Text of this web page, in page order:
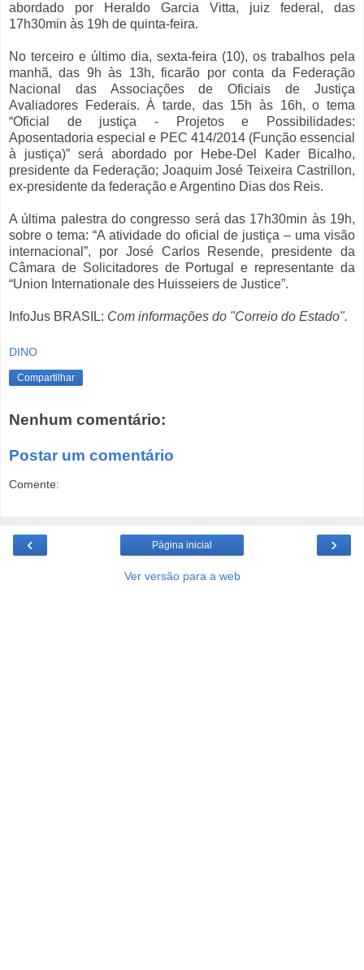
abordado por Heraldo Garcia Vitta, juiz federal, das
17h30min às 19h de quinta-feira.
No terceiro e último dia, sexta-feira (10), os trabalhos pela
manhã, das 9h às 13h, ficarão por conta da Federação
Nacional das Associações de Oficiais de Justiça
Avaliadores Federais​. À tarde, das 15h às 16h, o tema
“Oficial de justiça - Projetos e Possibilidades:
Aposentadoria especial e PEC 414/2014 (Função essencial
à justiça)” será abordado por Hebe-Del Kader Bicalho,
presidente da Federação; Joaquim José Teixeira Castrillon,
ex-presidente da federação e Argentino Dias dos Reis.
A última palestra do congresso será das 17h30min às 19h,
sobre o tema: “A atividade do oficial de justiça – uma visão
internacional”, por José Carlos Resende, presidente da
Câmara de Solicitadores de Portugal e representante da
“Union Internationale des Huisseiers de Justice”.
InfoJus BRASIL: Com informações do "Correio do Estado".
DINO
Compartilhar
Nenhum comentário:
Postar um comentário
Comente:
‹ ›
Página inicial
Ver versão para a web